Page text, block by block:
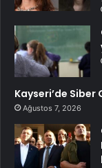
Kayseri’de Siber
Ağustos 7, 2026